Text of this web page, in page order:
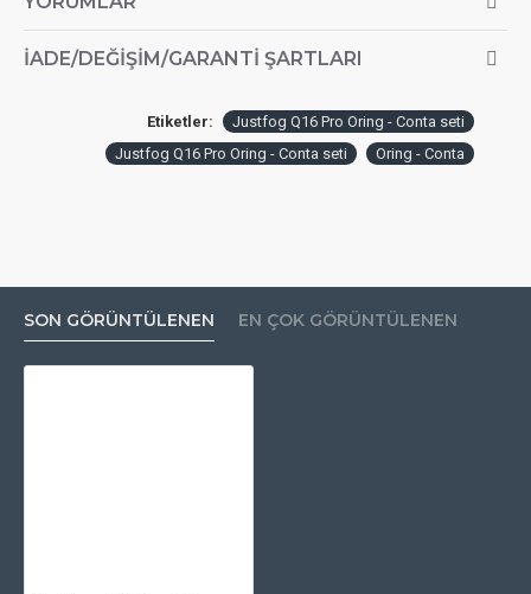
İADE/DEĞIŞIM/GARANTI ŞARTLARI
Etiketler:
Justfog Q16 Pro Oring - Conta seti
Justfog Q16 Pro Oring - Conta seti
Oring - Conta
SON GÖRÜNTÜLENEN EN ÇOK GÖRÜNTÜLENEN